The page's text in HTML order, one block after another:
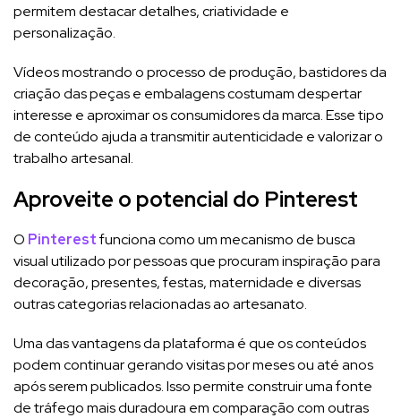
permitem destacar detalhes, criatividade e
personalização.
Vídeos mostrando o processo de produção, bastidores da
criação das peças e embalagens costumam despertar
interesse e aproximar os consumidores da marca. Esse tipo
de conteúdo ajuda a transmitir autenticidade e valorizar o
trabalho artesanal.
Aproveite o potencial do Pinterest
O Pinterestfunciona como um mecanismo de busca
visual utilizado por pessoas que procuram inspiração para
decoração, presentes, festas, maternidade e diversas
outras categorias relacionadas ao artesanato.
Uma das vantagens da plataforma é que os conteúdos
podem continuar gerando visitas por meses ou até anos
após serem publicados. Isso permite construir uma fonte
de tráfego mais duradoura em comparação com outras